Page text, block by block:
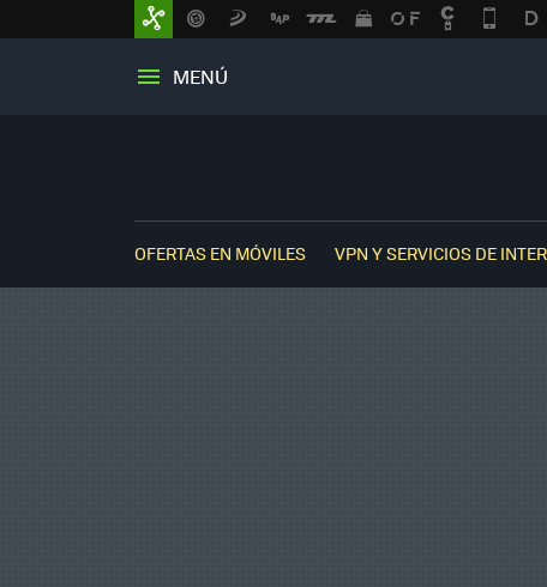
MENÚ
OFERTAS EN MÓVILES VPN Y SERVICIOS DE